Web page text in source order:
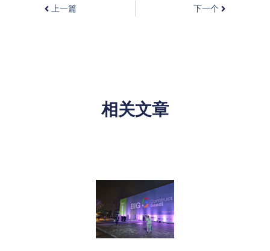
上一篇 下一个
相关文章